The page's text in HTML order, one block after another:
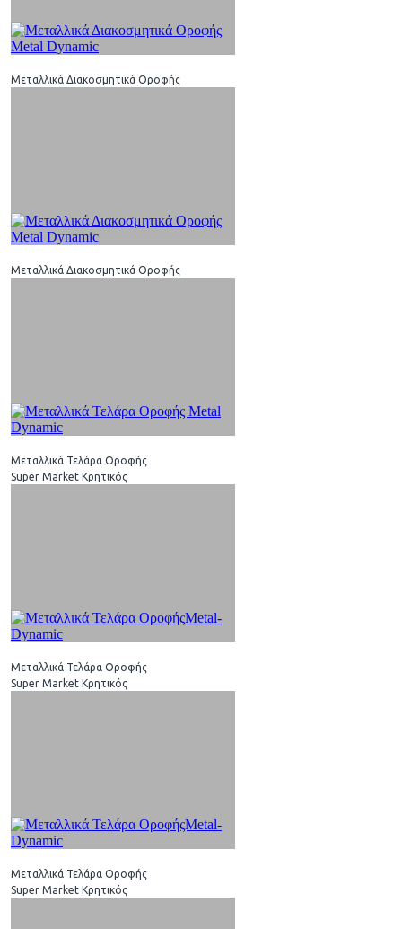
Μεταλλικά Διακοσμητικά Οροφής
Μεταλλικά Διακοσμητικά Οροφής
Μεταλλικά Τελάρα Οροφής
Super Market Κρητικός
Μεταλλικά Τελάρα Οροφής
Super Market Κρητικός
Μεταλλικά Τελάρα Οροφής
Super Market Κρητικός